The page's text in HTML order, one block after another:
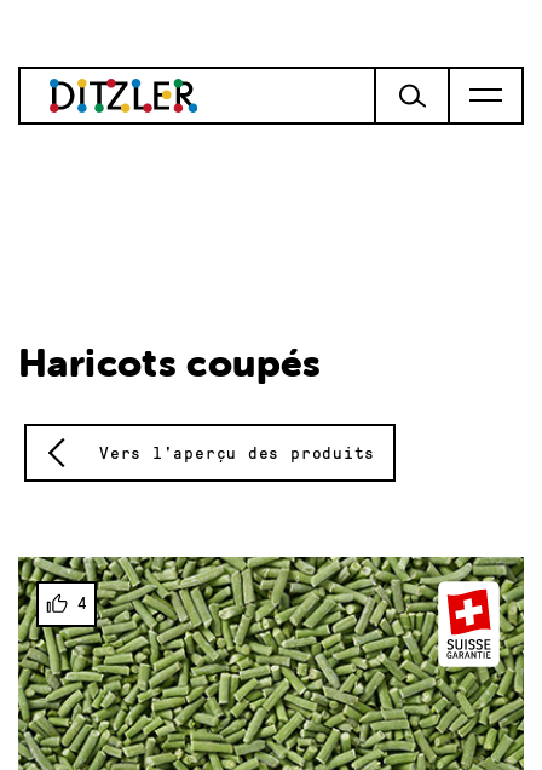
Haricots coupés
Vers l'aperçu des produits
4